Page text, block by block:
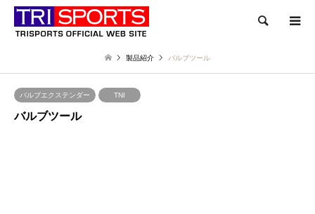
検索
製品紹介 バルブツール
バルブエクステンダー TNI
バルブツール